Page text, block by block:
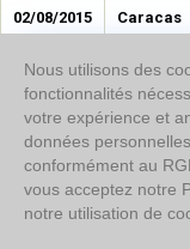
02/08/2015 Caracas
22/07/2015 Caracas
19/07/2015 Caracas
Nous utilisons des
fonctionnalités
votre expérience et
données
conformément au
vous acceptez notre
notre utilisation de